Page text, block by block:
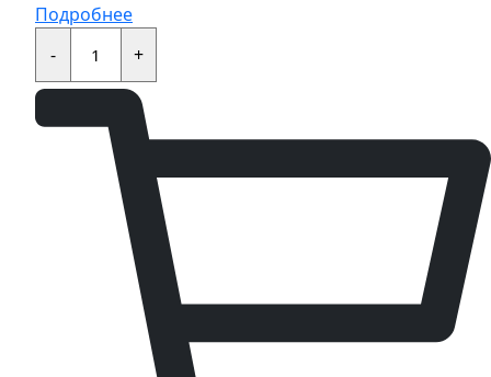
Подробнее
-
Кнопка
стартера
KT50,TS,MINI,TD,K,TT,EVO
quantity
+